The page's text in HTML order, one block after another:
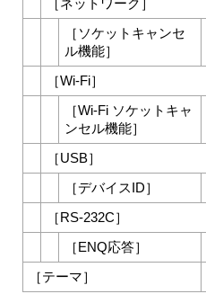
［ネットワーク ］
［ ソケットキャンセ
ル機能］
［Wi-Fi］
［Wi-Fi ソケットキャ
ンセル機能］
［USB］
［デバイスID］
［ RS-232C］
［ ENQ応答］
［テーマ］